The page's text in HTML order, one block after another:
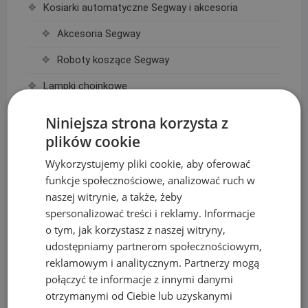
Kosiarki automatyczne Segway i akcesoria
Akcesoria Segway
Roboty koszące Segway
Lampki choinkowe
Lampki choinkowe białe ciepłe
Lampki choinkowe białe zimne
Lampki choinkowe kolorowe
Łazienka, Kuchnia
Baterie
Deszczownice
Linie Kroplujące i akcesoria
Niniejsza strona korzysta z
plików cookie
Wykorzystujemy pliki cookie, aby oferować
funkcje społecznościowe, analizować ruch w
naszej witrynie, a także, żeby
spersonalizować treści i reklamy. Informacje
o tym, jak korzystasz z naszej witryny,
udostępniamy partnerom społecznościowym,
reklamowym i analitycznym. Partnerzy mogą
połączyć te informacje z innymi danymi
otrzymanymi od Ciebie lub uzyskanymi